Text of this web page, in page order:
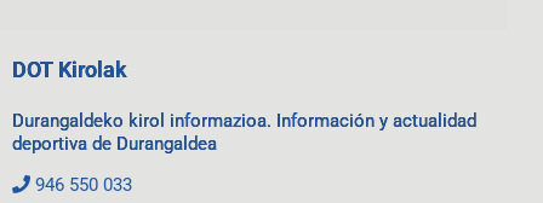
DOT Kirolak
Durangaldeko kirol informazioa. Información y actualidad
deportiva de Durangaldea
946 550 033